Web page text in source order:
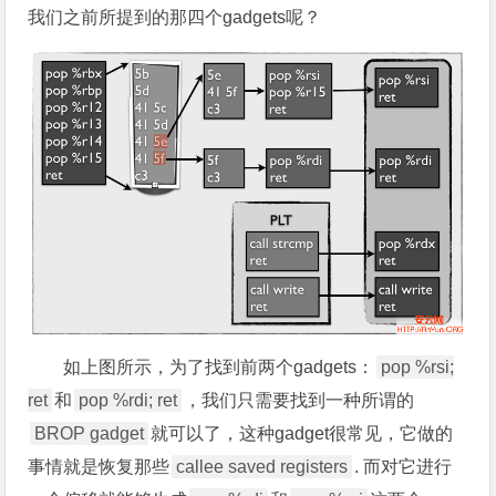
我们之前所提到的那四个gadgets呢？
如上图所示，为了找到前两个gadgets：
pop %rsi;
ret 和 pop %rdi; ret
，我们只需要找到一种所谓的
BROP gadget 就可以了，这种gadget很常见，它做的
事情就是恢复那些 callee saved registers . 而对它进行